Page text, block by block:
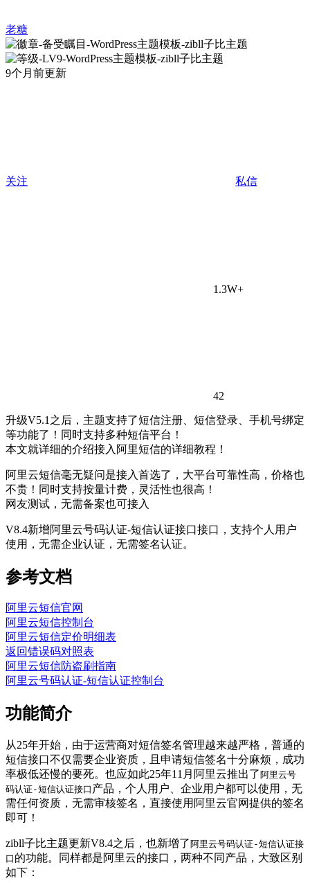
老糖
9个月前更新
关注 私信
1.3W+
42
升级V5.1之后，主题支持了短信注册、短信登录、手机号绑定
等功能了！同时支持多种短信平台！
本文就详细的介绍接入阿里短信的详细教程！
阿里云短信毫无疑问是接入首选了，大平台可靠性高，价格也
不贵！同时支持按量计费，灵活性也很高！
网友测试，无需备案也可接入
V8.4新增阿里云号码认证-短信认证接口接口，支持个人用户
使用，无需企业认证，无需签名认证。
参考文档
阿里云短信官网
阿里云短信控制台
阿里云短信定价明细表
返回错误码对照表
阿里云短信防盗刷指南
阿里云号码认证-短信认证控制台
功能简介
从25年开始，由于运营商对短信签名管理越来越严格，普通的
短信接口不仅需要企业资质，且申请短信签名十分麻烦，成功
率极低还慢的要死。也应如此25年11月阿里云推出了 阿里云号
码认证-短信认证接口 产品，个人用户、企业用户都可以使用，无
需任何资质，无需审核签名，直接使用阿里云官网提供的签名
即可！
zibll子比主题更新V8.4之后，也新增了 阿里云号码认证-短信认证接
口 的功能。同样都是阿里云的接口，两种不同产品，大致区别
如下：